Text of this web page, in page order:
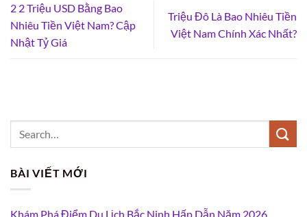
2 2 Triệu USD Bằng Bao
Nhiêu Tiền Việt Nam? Cập
Nhật Tỷ Giá
Triệu Đô Là Bao Nhiêu Tiền
Việt Nam Chính Xác Nhất?
BÀI VIẾT MỚI
Khám Phá Điểm Du Lịch Bắc Ninh Hấp Dẫn Năm 2026